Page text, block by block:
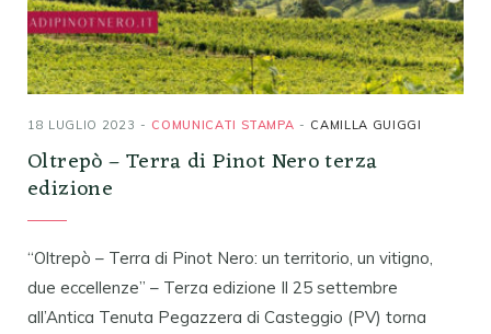
18 LUGLIO 2023 COMUNICATI STAMPA CAMILLA GUIGGI
Oltrepò – Terra di Pinot Nero terza
edizione
“Oltrepò – Terra di Pinot Nero: un territorio, un vitigno,
due eccellenze” – Terza edizione Il 25 settembre
all’Antica Tenuta Pegazzera di Casteggio (PV) torna